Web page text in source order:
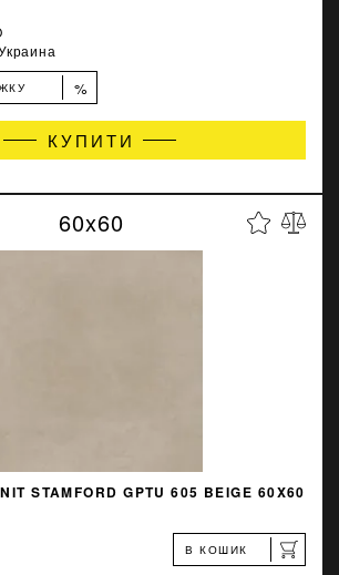
%
КУПИТИ
60x60
STAMFORD GPTU 605 BEIGE 60X60
В КОШИК